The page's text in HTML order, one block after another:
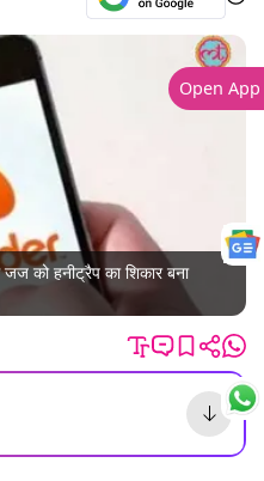
को हनीट्रैप का शिकार बना
Open App